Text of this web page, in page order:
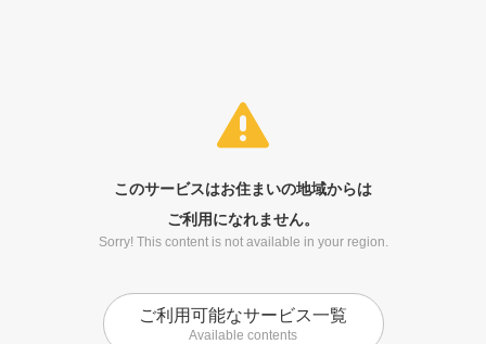
このサービスはお住まいの地域からは
ご利用になれません。
Sorry! This content is not available in your region.
ご利用可能なサービス一覧
Available contents